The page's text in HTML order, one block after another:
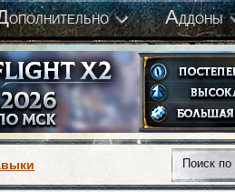
ополнительно Аддоны